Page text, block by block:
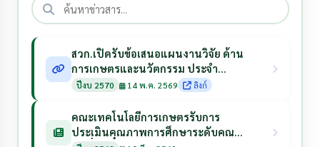
สวก.เปิดรับข้อเสนอแผนงานวิจัย ด้าน
การเกษตรและนวัตกรรม ประจำ
ปีงบประมาณ 2570
ปีงบ 2570 14 พ.ค. 2569 ลิงก์
คณะเทคโนโลยีการเกษตรรับการ
ประเมินคุณภาพการศึกษาระดับคณะ